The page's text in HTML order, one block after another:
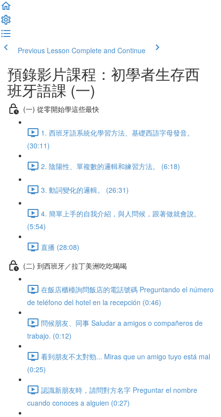
Previous Lesson Complete and Continue
預錄影片課程：初學者生存西
班牙語課 (一)
(一) 從零開始學這些最快
1. 西班牙語系統化學習方法、基礎西語字母發音。
(30:11)
2. 陰陽性、單複數的邏輯和練習方法。 (6:18)
3. 動詞變化的邏輯。 (26:31)
4. 簡單上手的自我介紹，與人問候，跟著做就會說。
(5:54)
直播 (28:08)
(二) 到西班牙／拉丁美洲吃吃喝喝
在飯店櫃檯詢問飯店的電話號碼 Preguntando el número
de teléfono del hotel en la recepción (0:46)
問候朋友、同事 Saludar a amigos o compañeros de
trabajo. (0:12)
看到朋友不太對勁... Miras que un amigo tuyo está mal
(0:25)
認識新朋友時，請問對方名字 Preguntar el nombre
cuando conoces a alguien (0:27)